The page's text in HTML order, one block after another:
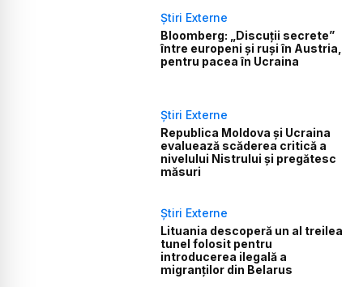
Știri Externe
Bloomberg: „Discuții secrete”
între europeni și ruși în Austria,
pentru pacea în Ucraina
Știri Externe
Republica Moldova și Ucraina
evaluează scăderea critică a
nivelului Nistrului și pregătesc
măsuri
Știri Externe
Lituania descoperă un al treilea
tunel folosit pentru
introducerea ilegală a
migranților din Belarus